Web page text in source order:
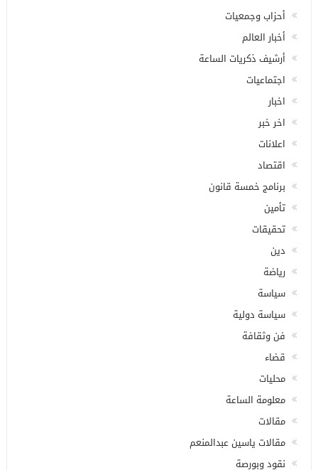
أحزاب وجمعيات
أخبار العالم
أرشيف ذكريات الساعة
اجتماعيات
اخبار
اخر خبر
اعلانات
اقتصاد
برنامج خمسة قانون
تأمين
تحقيقات
دين
رياضة
سياسة
سياسة دولية
فن وثقافة
قضاء
محليات
معلومة الساعة
مقالات
مقالات ياسين عبدالمنعم
نقود وبورصة